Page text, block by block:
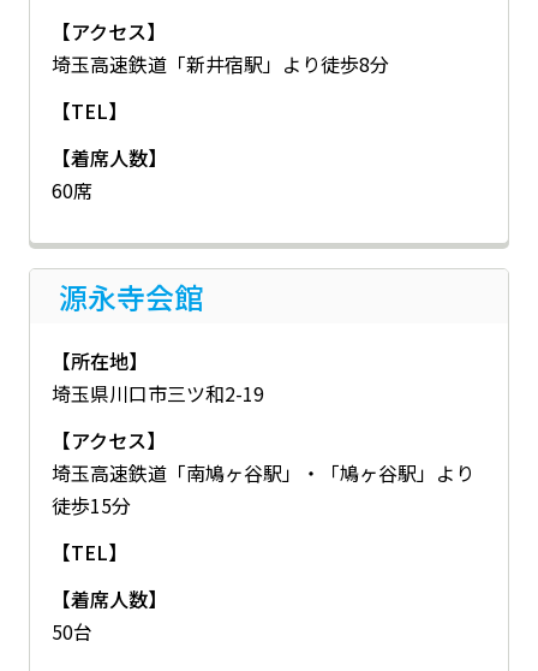
【アクセス】
埼玉高速鉄道「新井宿駅」より徒歩8分
【TEL】
【着席人数】
60席
源永寺会館
【所在地】
埼玉県川口市三ツ和2-19
【アクセス】
埼玉高速鉄道「南鳩ヶ谷駅」・「鳩ヶ谷駅」より
徒歩15分
【TEL】
【着席人数】
50台